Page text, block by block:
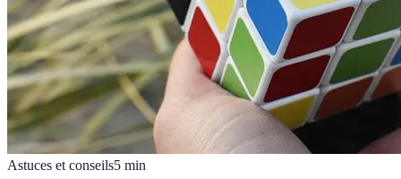
Astuces et conseils5 min